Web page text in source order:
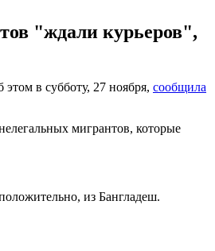
"ждали курьеров",
в субботу, 27 ноября, сообщила
мигрантов, которые
из Бангладеш.